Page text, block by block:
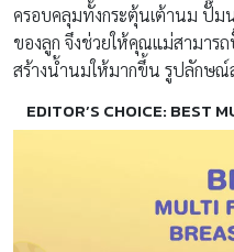
ครอบคลุมทั้งกระตุ้นเต้านม ปั๊ม
ของลูก จึงช่วยให้คุณแม่สามารถ
สร้างน้ำนมให้มากขึ้น รูปลักษณ์
EDITOR’S CHOICE: BEST